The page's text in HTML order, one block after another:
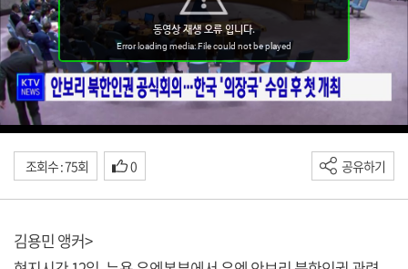
조회수 : 75회 0 공유하기
김용민 앵커>